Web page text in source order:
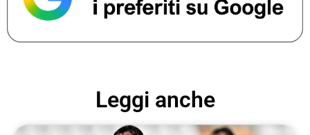
Leggi anche